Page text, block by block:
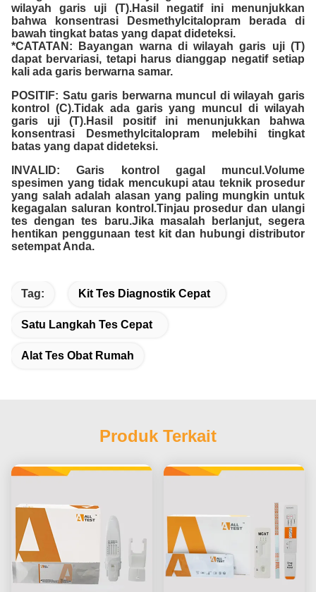
wilayah garis uji (T).Hasil negatif ini menunjukkan
bahwa konsentrasi Desmethylcitalopram berada di
bawah tingkat batas yang dapat dideteksi.
*CATATAN: Bayangan warna di wilayah garis uji (T)
dapat bervariasi, tetapi harus dianggap negatif setiap
kali ada garis berwarna samar.
POSITIF: Satu garis berwarna muncul di wilayah garis
kontrol (C).Tidak ada garis yang muncul di wilayah
garis uji (T).Hasil positif ini menunjukkan bahwa
konsentrasi Desmethylcitalopram melebihi tingkat
batas yang dapat dideteksi.
INVALID: Garis kontrol gagal muncul.Volume
spesimen yang tidak mencukupi atau teknik prosedur
yang salah adalah alasan yang paling mungkin untuk
kegagalan saluran kontrol.Tinjau prosedur dan ulangi
tes dengan tes baru.Jika masalah berlanjut, segera
hentikan penggunaan test kit dan hubungi distributor
setempat Anda.
Tag: Kit Tes Diagnostik Cepat
Satu Langkah Tes Cepat
Alat Tes Obat Rumah
Produk Terkait